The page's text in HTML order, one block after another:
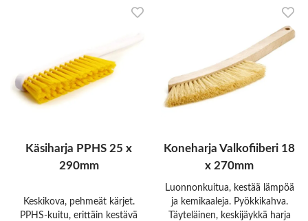
Käsiharja PPHS 25 x
290mm
Keskikova, pehmeät kärjet.
PPHS-kuitu, erittäin kestävä
Koneharja Valkofiiberi 18
x 270mm
Luonnonkuitua, kestää lämpöä
ja kemikaaleja. Pyökkikahva.
Täyteläinen, keskijäykkä harja